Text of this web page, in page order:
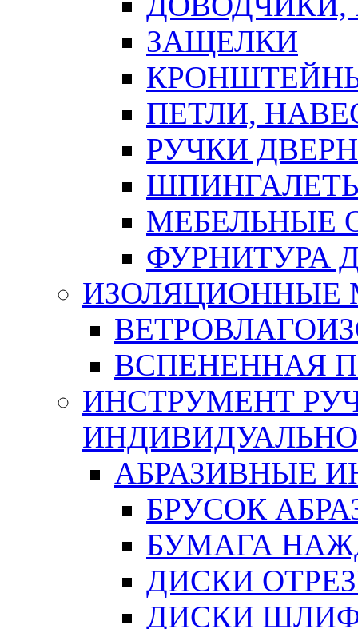
ЗАЩЕЛКИ
ПЕТЛИ,
РУЧКИ
МЕБЕЛЬНЫЕ
ФУРНИТУРА
ИЗОЛЯЦИОННЫЕ
ВСПЕНЕННАЯ
ИНСТРУМЕНТ
АБРАЗИВНЫЕ
БРУСОК
БУМАГА
ДИСКИ
ДИСКИ